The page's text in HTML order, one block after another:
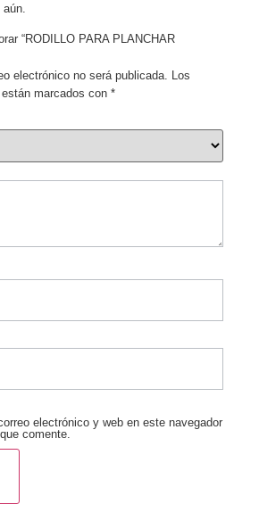
aún.
“RODILLO PARA PLANCHAR
electrónico no será publicada. Los
marcados con *
electrónico y web en este navegador
comente.